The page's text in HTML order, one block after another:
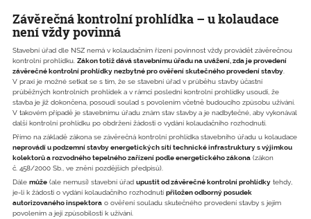
Závěrečná kontrolní prohlídka – u kolaudace
není vždy povinná
Stavební úřad dle NSZ nemá v kolaudačním řízení povinnost vždy provádět závěrečnou
kontrolní prohlídku. Zákon totiž dává stavebnímu úřadu na uvážení, zda je provedení
závěrečné kontrolní prohlídky nezbytné pro ověření skutečného provedení stavby
V praxi je možné setkat se s tím, že se stavební úřad v průběhu stavby účastní
průběžných kontrolních prohlídek a v rámci poslední kontrolní prohlídky usoudí, že
stavba je již dokončena, posoudí soulad s povolením včetně budoucího způsobu užívání.
V takovém případě je stavebnímu úřadu znám stav stavby a je nadbytečné, aby vykonával
další kontrolní prohlídku po obdržení žádosti o vydání kolaudačního rozhodnutí.
Přímo na základě zákona se závěrečná kontrolní prohlídka stavebního úřadu u kolaudace
neprovádí u podzemní stavby energetických sítí technické infrastruktury s výjimkou
kolektorů a rozvodného tepelného zařízení podle energetického zákona (zákon
č. 458/2000 Sb., ve znění pozdějších předpisů).
Dále může (ale nemusí) stavební úřad upustit od závěrečné kontrolní prohlídky tehdy,
je-li k žádosti o vydání kolaudačního rozhodnutí přiložen odborný posudek
autorizovaného inspektora o ověření souladu skutečného provedení stavby s jejím
povolením a její způsobilosti k užívání.